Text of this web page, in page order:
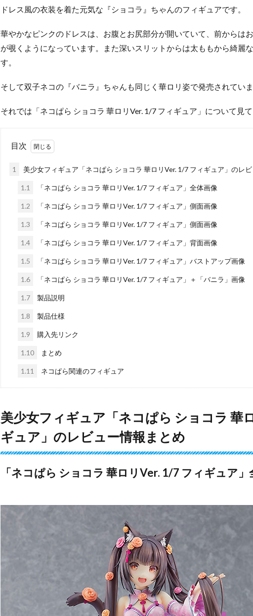
ドレス風の衣装を着た元気な『ショコラ』ちゃんのフィギュアです。
華やかなピンクのドレスは、お腹とお尻部分が開いていて、前からは
が覗くようになっています。また深いスリットからは太ももから綺麗
す。
そして双子ネコの『バニラ』ちゃんも同じく華ロリ姿で発売されていま
それでは「ネコぱら ショコラ 華ロリVer. 1/7 フィギュア」について見て
目次
1 美少女フィギュア「ネコぱら ショコラ 華ロリVer. 1/7 フィギュア」のレ
1.1 「ネコぱら ショコラ 華ロリVer. 1/7 フィギュア」全体画像
1.2 「ネコぱら ショコラ 華ロリVer. 1/7 フィギュア」側面画像
1.3 「ネコぱら ショコラ 華ロリVer. 1/7 フィギュア」側面画像
1.4 「ネコぱら ショコラ 華ロリVer. 1/7 フィギュア」背面画像
1.5 「ネコぱら ショコラ 華ロリVer. 1/7 フィギュア」バストアップ画像
1.6 「ネコぱら ショコラ 華ロリVer. 1/7 フィギュア」＋「バニラ」画像
1.7 製品説明
1.8 製品仕様
1.9 購入先リンク
1.10 まとめ
1.11 ネコぱら関連のフィギュア
美少女フィギュア「ネコぱら ショコラ 華
ギュア」のレビュー情報まとめ
「ネコぱら ショコラ 華ロリVer. 1/7 フィギュア」